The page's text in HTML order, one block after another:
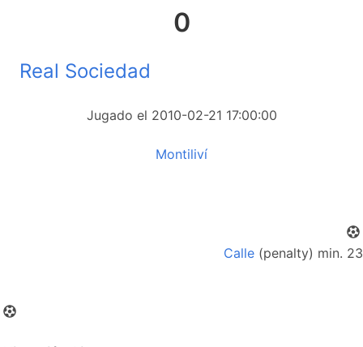
0
Real Sociedad
Jugado el 2010-02-21 17:00:00
Montiliví
Calle (penalty) min. 23